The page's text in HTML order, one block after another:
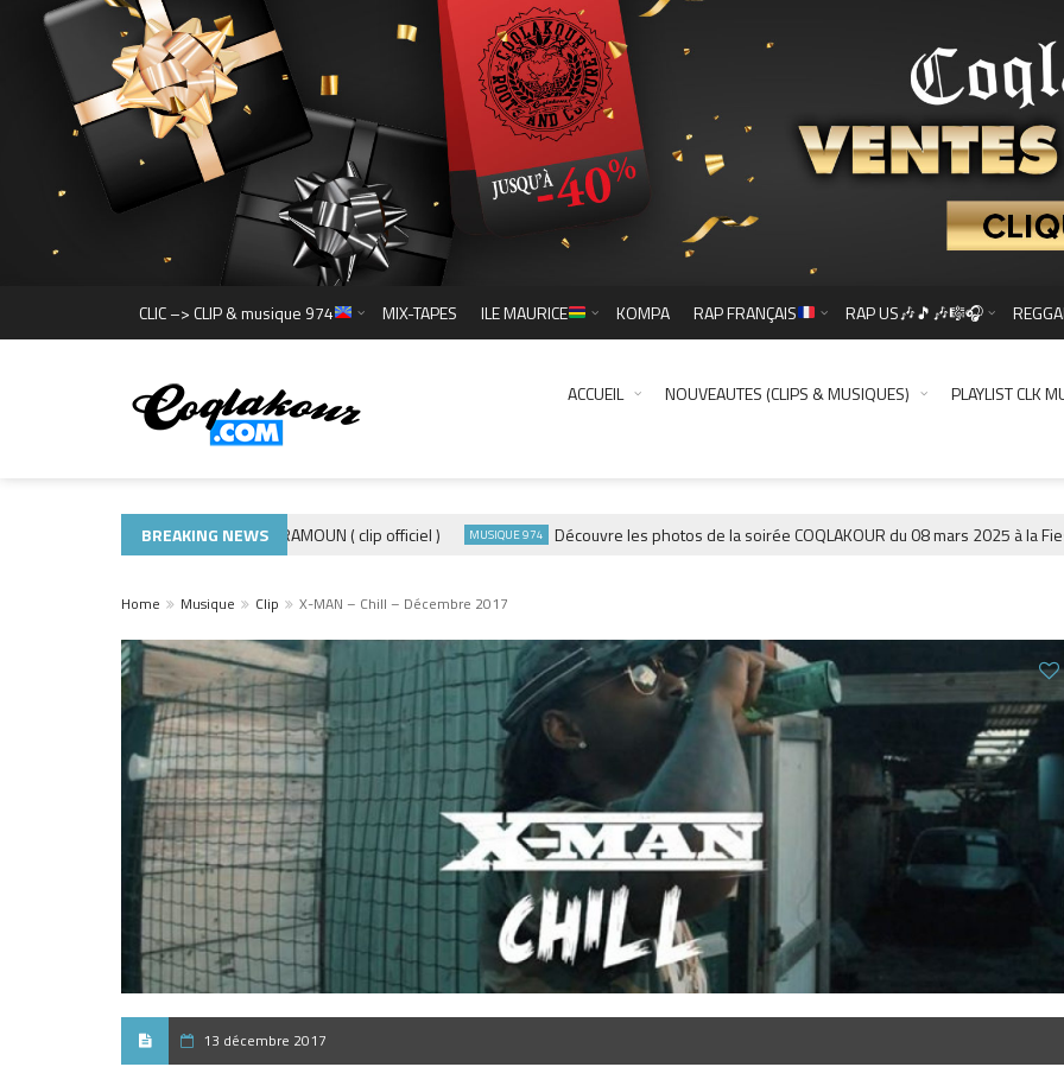
CLIC –> CLIP & musique 974 MIX-TAPES ILE MAURICE KOMPA RAP FRANÇAIS RAP US🎶🎵🎶🎼🎧
ACCUEIL NOUVEAUTES (CLIPS & MUSIQUES) PLAYLIST CLK
BREAKING NEWS
CLIP ADE440 – GRAMOUN ( clip officiel ) MUSIQUE 974 Découvre les photos de la soirée COQLAKOUR du 08 mars 2025 à la Fiesta.
Home Musique Clip X-MAN – Chill – Décembre 2017
13 décembre 2017